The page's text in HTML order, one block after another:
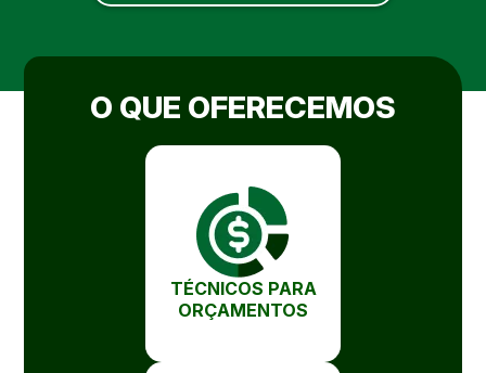
O QUE OFERECEMOS
TÉCNICOS PARA
ORÇAMENTOS